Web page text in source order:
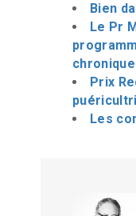
Bien
Le Pr
Prix
Les